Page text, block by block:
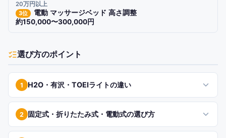
20万円以上
3位 電動 マッサージベッド 高さ調整
約150,000〜300,000円
選び方のポイント
1 H2O・有沢・TOEIライトの違い
2 固定式・折りたたみ式・電動式の選び方